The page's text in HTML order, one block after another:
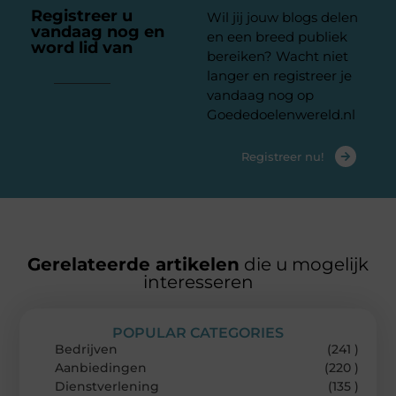
Registreer u
vandaag nog en
word lid van
Wil jij jouw blogs delen
en een breed publiek
bereiken? Wacht niet
langer en registreer je
vandaag nog op
Goededoelenwereld.nl
Registreer nu!
Gerelateerde artikelen die u mogelijk
interesseren
POPULAR CATEGORIES
Bedrijven
(241 )
Aanbiedingen
(220 )
Dienstverlening
(135 )